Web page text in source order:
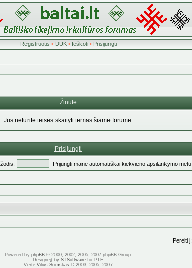
Registruotis • DUK• Ieškoti• Prisijungti
Žinutė
Jūs neturite teisės skaityti temas šiame forume.
Prisijungti
Prijungti mane automatiškai kiekvieno apsilankymo metu
Pereiti į:
Powered by phpBB© 2000, 2002, 2005, 2007 phpBB Group.
Designed by STSoftwarefor PTF.
Vertė Vilius Šumskas © 2003, 2005, 2007